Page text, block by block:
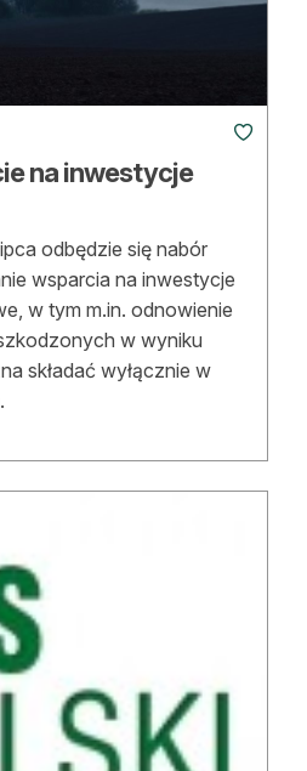
na inwestycje
odbędzie się nabór
wsparcia na inwestycje
w tym m.in. odnowienie
w wyniku
składać wyłącznie w